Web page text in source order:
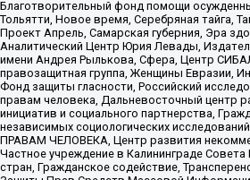
Благотворительный фонд помощи
Тольятти, Новое время, Серебряная тайга,
Проект Апрель, Самарская губерния, Эра
Аналитический Центр Юрия Левады,
имени Андрея Рылькова, Сфера, Центр
правозащитная группа, Женщины Евразии,
Фонд защиты гласности, Российский
правам человека, Дальневосточный центр
инициатив и социального партнерства,
независимых социологических
ПРАВАМ ЧЕЛОВЕКА, Центр развития
Частное учреждение в Калининграде
стран, Гражданское содействие,